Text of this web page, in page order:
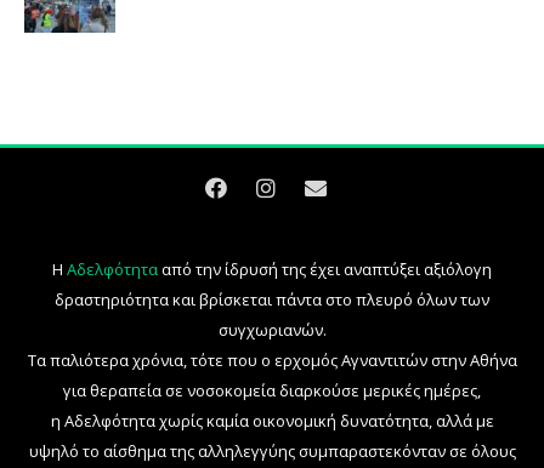
Η Αδελφότητααπό την ίδρυσή της έχει αναπτύξει αξιόλογη
δραστηριότητα και βρίσκεται πάντα στο πλευρό όλων των
συγχωριανών.
Τα παλιότερα χρόνια, τότε που ο ερχομός Αγναντιτών στην Αθήνα
για θεραπεία σε νοσοκομεία διαρκούσε μερικές ημέρες,
η Αδελφότητα χωρίς καμία οικονομική δυνατότητα, αλλά με
υψηλό το αίσθημα της αλληλεγγύης συμπαραστεκόνταν σε όλους